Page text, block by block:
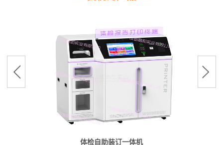
体检自助装订一体机